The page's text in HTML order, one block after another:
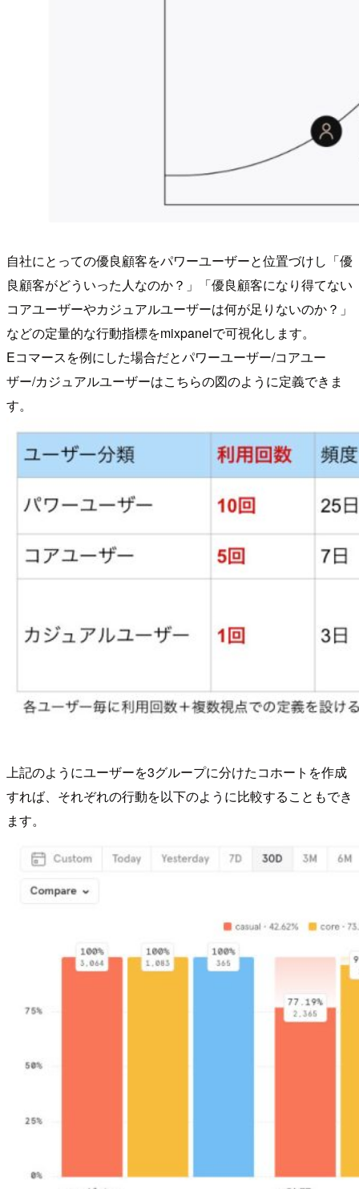
自社にとっての優良顧客をパワーユーザーと位置づけし「優
良顧客がどういった人なのか？」「優良顧客になり得てない
コアユーザーやカジュアルユーザーは何が足りないのか？」
などの定量的な行動指標をmixpanelで可視化します。
Eコマースを例にした場合だとパワーユーザー/コアユー
ザー/カジュアルユーザーはこちらの図のように定義できま
す。
上記のようにユーザーを3グループに分けたコホートを作成
すれば、それぞれの行動を以下のように比較することもでき
ます。